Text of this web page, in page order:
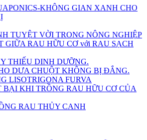
KHÔNG GIAN XANH CHO
TUYỆT VỜI TRONG NÔNG NGHIỆP
GIỮA RAU HỮU CƠ với RAU SẠCH
THIẾU DINH DƯỠNG.
DƯA CHUỘT KHÔNG BỊ ĐẮNG.
LISOTRIGONA FURVA
BẠI KHI TRỒNG RAU HỮU CƠ CỦA
RAU THỦY CANH